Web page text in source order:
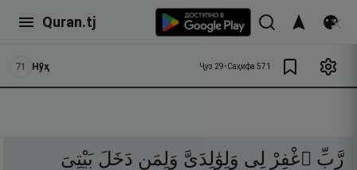
Quran.tj
71 Нӯҳ Ҷуз 29•Саҳифа 571
رَّبِّ ٱغْفِرْ لِى وَلِوَٰلِدَىَّ وَلِمَن دَخَلَ بَيْتِىَ